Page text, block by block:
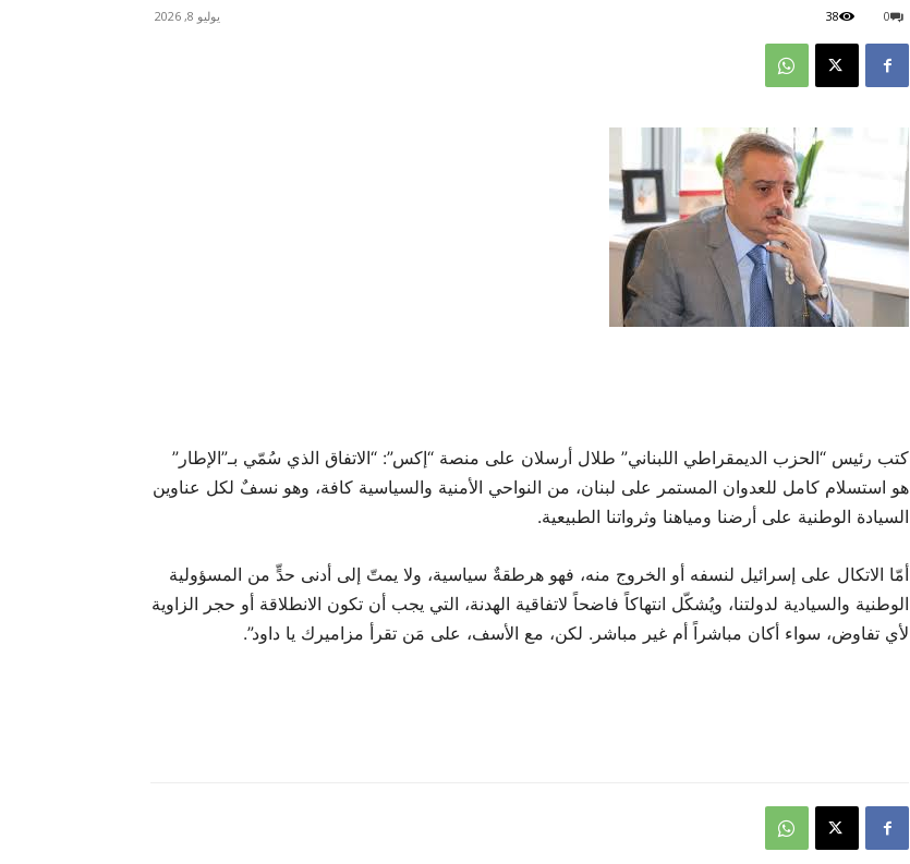
يوليو 8, 2026 0
38
كتب رئيس “الحزب الديمقراطي اللبناني” طلال أرسلان على منصة “إكس”: “الاتفاق الذي سُمّي بـ”الإطار”
هو استسلام كامل للعدوان المستمر على لبنان، من النواحي الأمنية والسياسية كافة، وهو نسفٌ لكل عناوين
السيادة الوطنية على أرضنا ومياهنا وثرواتنا الطبيعية.
أمّا الاتكال على إسرائيل لنسفه أو الخروج منه، فهو هرطقةٌ سياسية، ولا يمتّ إلى أدنى حدٍّ من المسؤولية
الوطنية والسيادية لدولتنا، ويُشكّل انتهاكاً فاضحاً لاتفاقية الهدنة، التي يجب أن تكون الانطلاقة أو حجر الزاوية
لأي تفاوض، سواء أكان مباشراً أم غير مباشر. لكن، مع الأسف، على مَن تقرأ مزاميرك يا داود”.